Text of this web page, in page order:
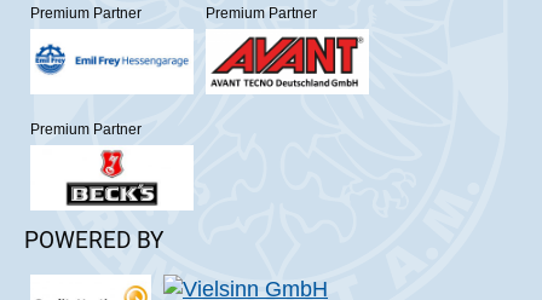
Premium Partner Premium Partner
Premium Partner
POWERED BY